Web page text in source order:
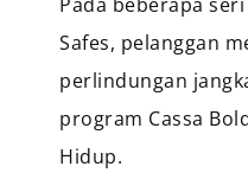
Safes, pelanggan
perlindungan
program Cassa
Hidup.